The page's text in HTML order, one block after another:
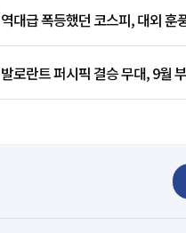
역대급 폭등했던 코스피, 대외 훈
발로란트 퍼시픽 결승 무대, 9월